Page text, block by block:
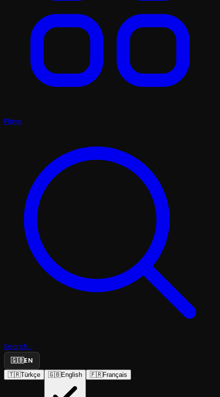
Plays
Search...
🇬🇧EN
🇹🇷Türkçe 🇬🇧English 🇫🇷Français